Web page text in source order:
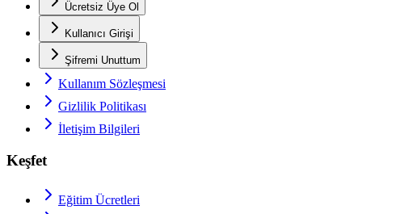
Ücretsiz Üye Ol
Kullanıcı Girişi
Şifremi Unuttum
Kullanım Sözleşmesi
Gizlilik Politikası
İletişim Bilgileri
Keşfet
Eğitim Ücretleri